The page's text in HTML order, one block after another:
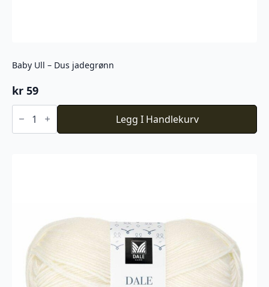
Baby Ull – Dus jadegrønn
kr 59
Baby
Ull
Dus
Legg I Handlekurv